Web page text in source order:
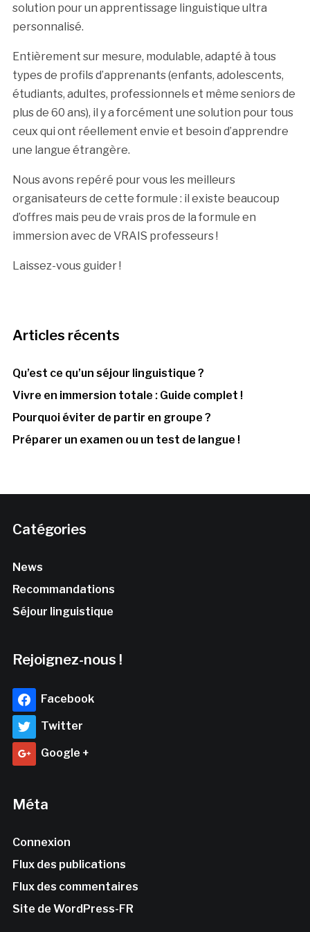
solution pour un apprentissage linguistique ultra
personnalisé.
Entièrement sur mesure, modulable, adapté à tous
types de profils d’apprenants (enfants, adolescents,
étudiants, adultes, professionnels et même seniors de
plus de 60 ans), il y a forcément une solution pour tous
ceux qui ont réellement envie et besoin d’apprendre
une langue étrangère.
Nous avons repéré pour vous les meilleurs
organisateurs de cette formule : il existe beaucoup
d’offres mais peu de vrais pros de la formule en
immersion avec de VRAIS professeurs !
Laissez-vous guider !
Articles récents
Qu’est ce qu’un séjour linguistique ?
Vivre en immersion totale : Guide complet !
Pourquoi éviter de partir en groupe ?
Préparer un examen ou un test de langue !
Catégories
News
Recommandations
Séjour linguistique
Rejoignez-nous !
Facebook
Twitter
Google +
Méta
Connexion
Flux des publications
Flux des commentaires
Site de WordPress-FR